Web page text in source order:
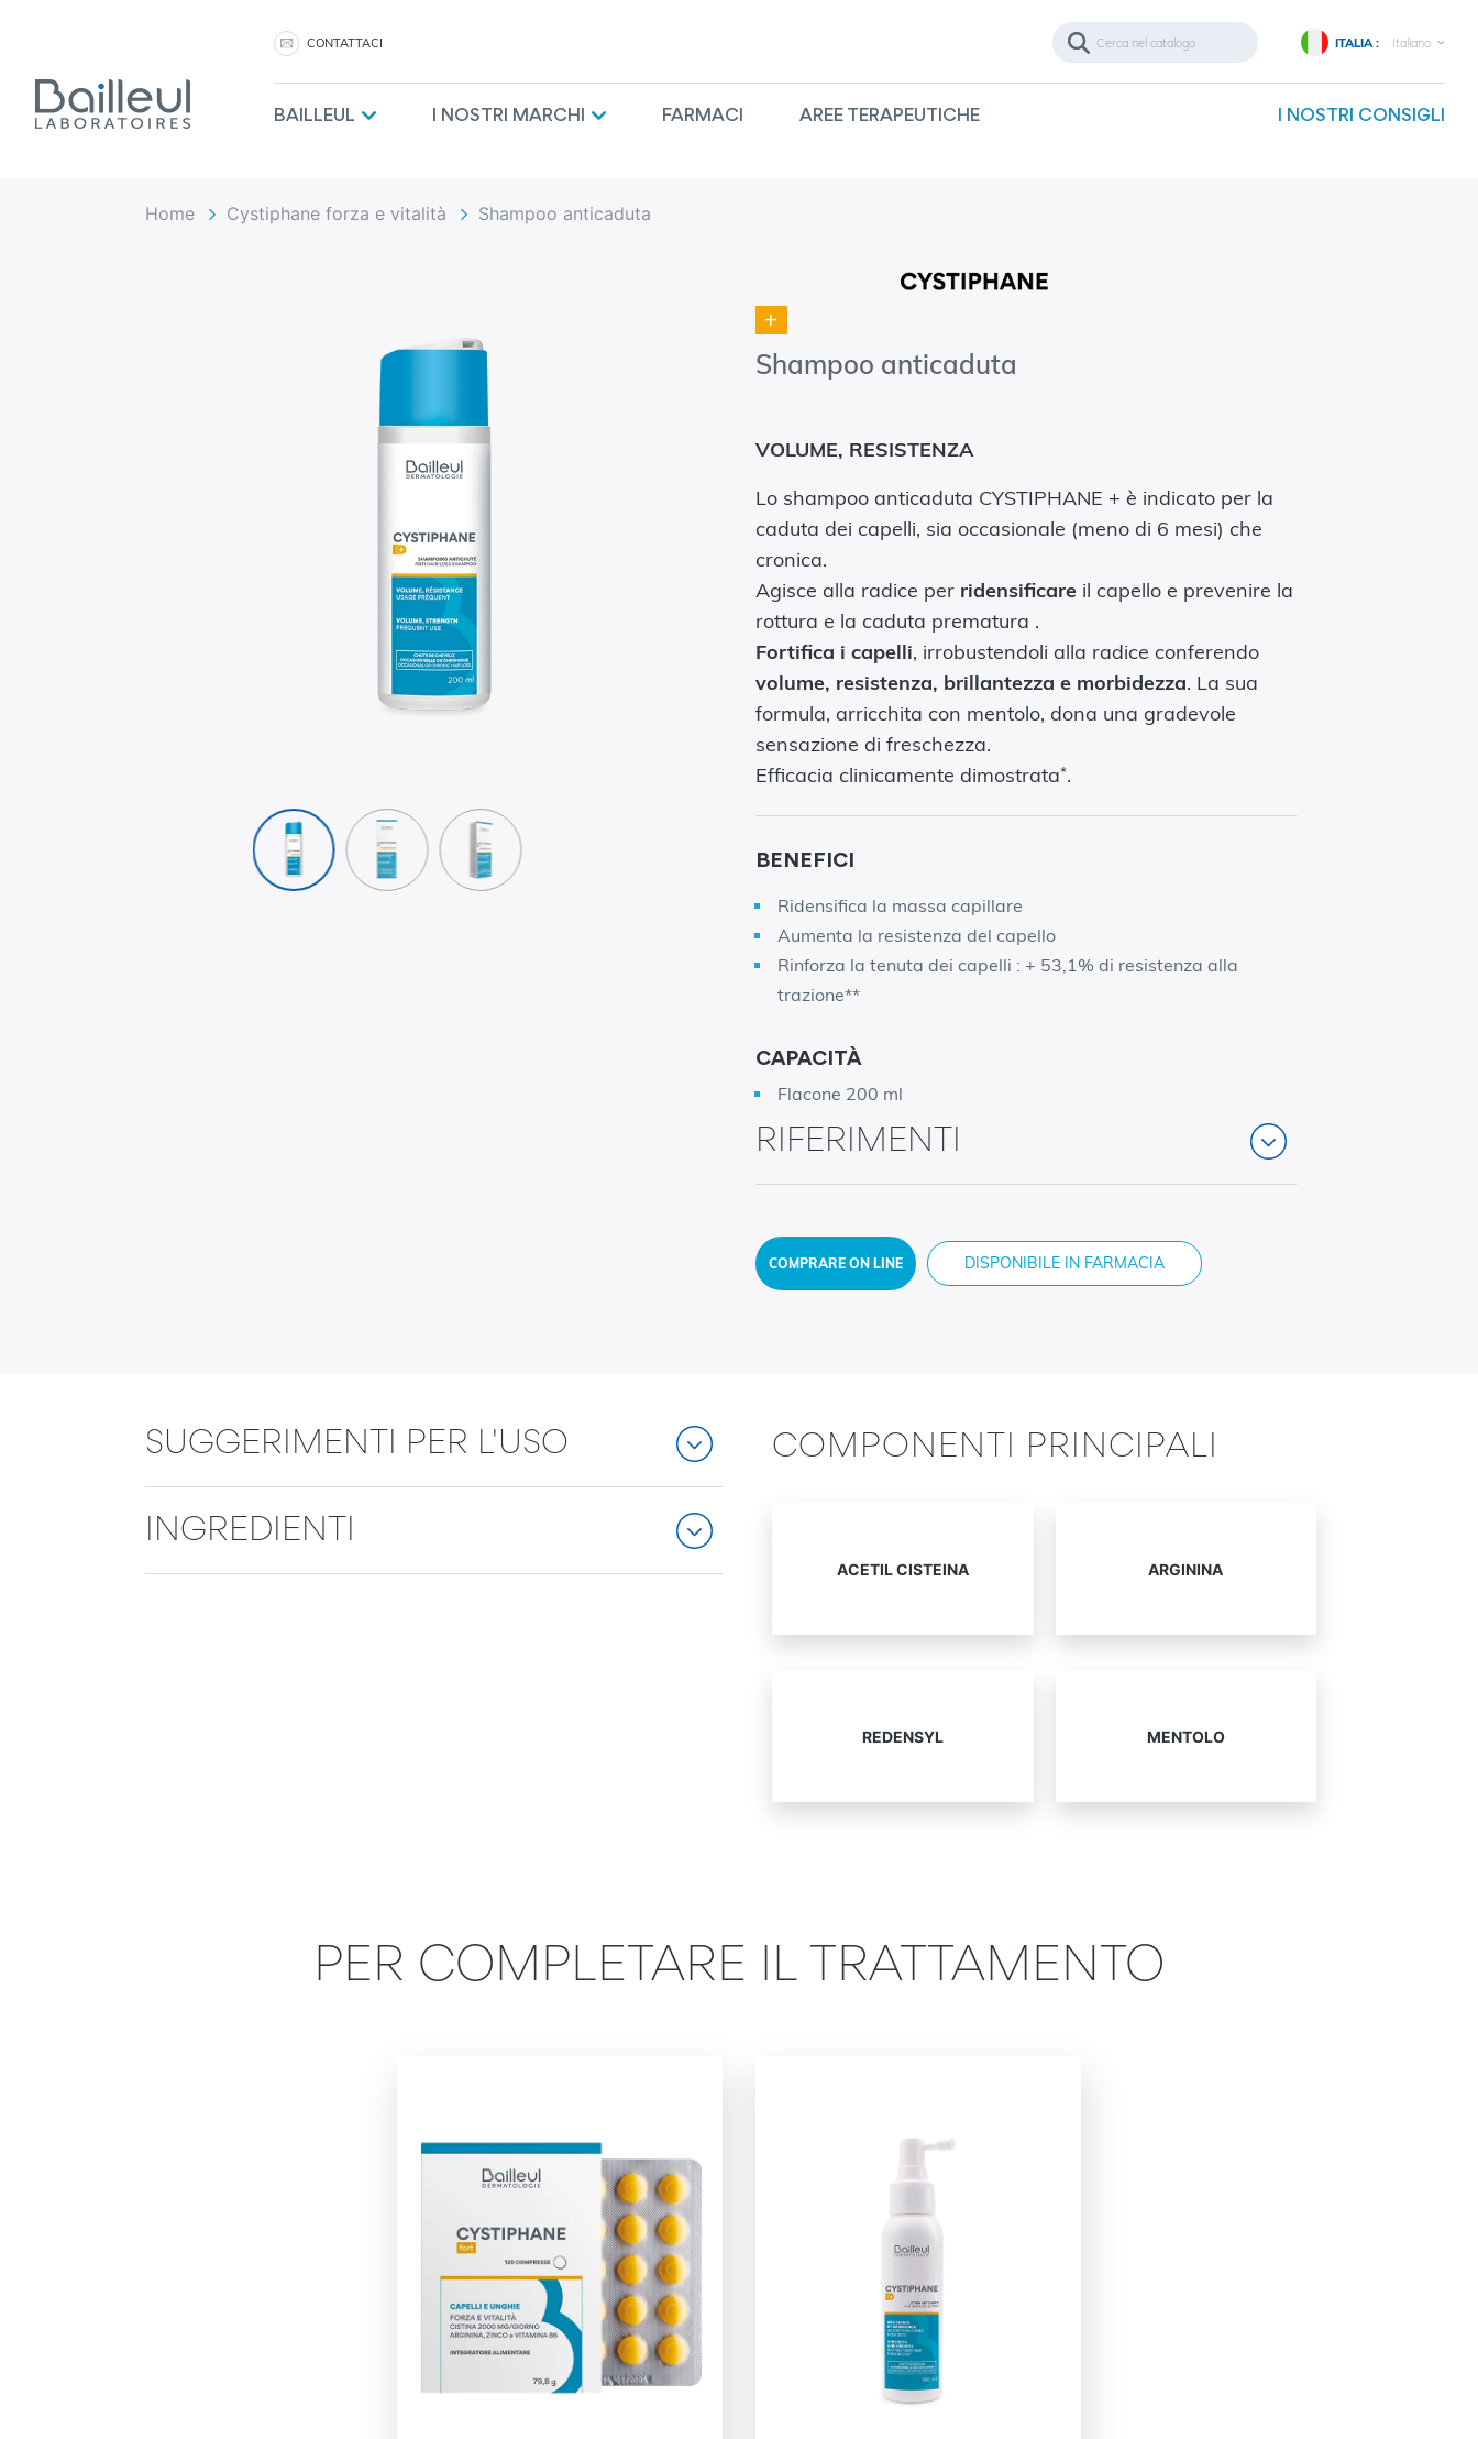
CONTATTACI ITALIA : Italiano
BAILLEUL I NOSTRI MARCHI FARMACI AREE TERAPEUTICHE I NOSTRI CONSIGLI
Home Cystiphane forza e vitalità Shampoo anticaduta
+
Shampoo anticaduta
VOLUME, RESISTENZA
Lo shampoo anticaduta CYSTIPHANE + è indicato per la
caduta dei capelli, sia occasionale (meno di 6 mesi) che
cronica.
Agisce alla radice per ridensificare il capello e prevenire la
rottura e la caduta prematura .
Fortifica i capelli, irrobustendoli alla radice conferendo
volume, resistenza, brillantezza e morbidezza. La sua
formula, arricchita con mentolo, dona una gradevole
sensazione di freschezza.
Efficacia clinicamente dimostrata*.
BENEFICI
Ridensifica la massa capillare
Aumenta la resistenza del capello
Rinforza la tenuta dei capelli : + 53,1% di resistenza alla
trazione**
CAPACITÀ
Flacone 200 ml
RIFERIMENTI
COMPRARE ON LINE DISPONIBILE IN FARMACIA
SUGGERIMENTI PER L'USO
INGREDIENTI
COMPONENTI PRINCIPALI
ACETIL CISTEINA ARGININA
REDENSYL MENTOLO
PER COMPLETARE IL TRATTAMENTO